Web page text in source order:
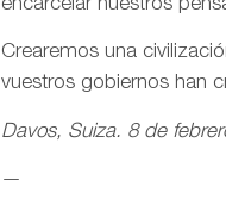
encarcelar nuestros
Crearemos una
vuestros gobiernos han
Davos, Suiza. 8 de
—